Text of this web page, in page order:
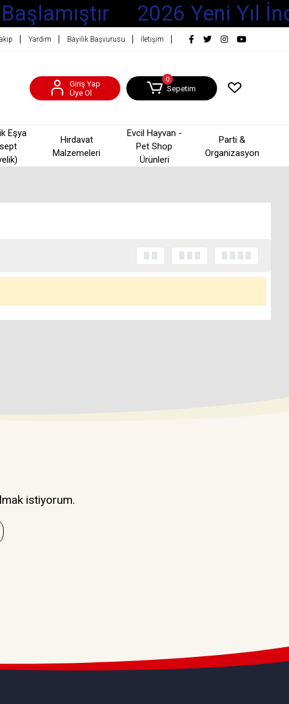
2026 Yeni Yıl
Yardım Bayilik Başvurusu İletişim
Giriş Yap
Üye Ol
0
Sepetim
Eşya
Hırdavat
Malzemeleri
Evcil Hayvan -
Pet Shop
Ürünleri
Parti &
Organizasyon
istiyorum.